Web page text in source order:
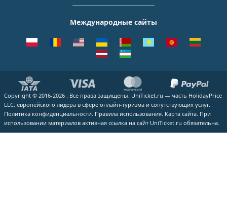
Казань
Чехия
Emirates
ВСЕ АВИАКОМПАНИИ
Кольцово
Курумоч
ВСЕ АЭРОПОРТЫ
Москва - Симферополь
Москва - Ереван
Москва - Калининград
Москва - Екатеринбург
Москва - Махачкала
ВСЕ НАПРАВЛЕНИЯ
Помощь
Вакансии
Блог
Как купить билет
Международные сайты
Copyright © 2016-2026 . Все права защищены. UniTicket.ru — часть HolidayPrice
LLC, европейского лидера в сфере онлайн-туризма и сопутствующих услуг.
Политика конфиденциальности. Правила использования. Карта сайта. При
использовании материалов активная ссылка на сайт UniTicket.ru обязательна.